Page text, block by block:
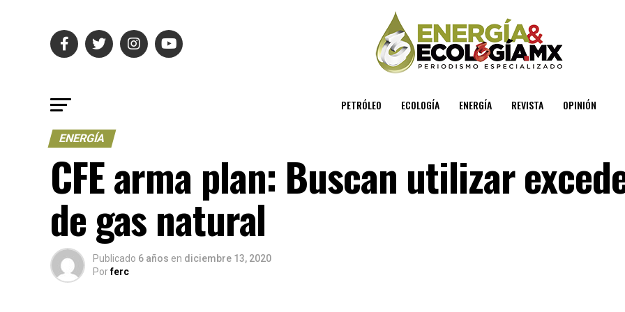
PETRÓLEO ECOLOGÍA ENERGÍA REVISTA OPINIÓN
ENERGÍA
CFE arma plan: Buscan utilizar
de gas natural
Publicado 6 años en diciembre 13, 2020
Porferc